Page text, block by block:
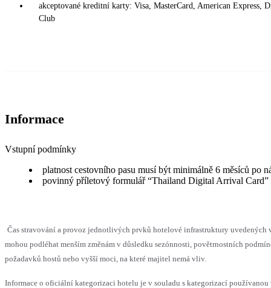
akceptované kreditní karty: Visa, MasterCard, American Express,
Club
Informace
Vstupní podmínky
platnost cestovního pasu musí být minimálně 6 měsíců po
povinný příletový formulář “Thailand Digital Arrival Card”
Čas stravování a provoz jednotlivých prvků hotelové infrastruktury uvedených
mohou podléhat menším změnám v důsledku sezónnosti, povětrnostních
požadavků hostů nebo vyšší moci, na které majitel nemá vliv.
Informace o oficiální kategorizaci hotelu je v souladu s kategorizací používanou